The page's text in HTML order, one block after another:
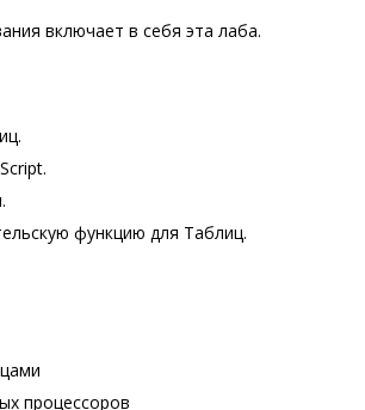
включает в себя эта лаба.
функцию для Таблиц.
процессоров